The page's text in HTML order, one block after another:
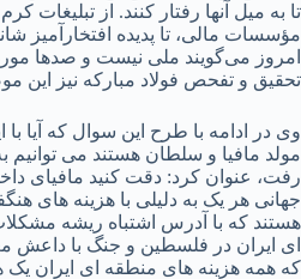
تا به میل آنها رفتار کنند. از تبلیغات
مؤسسات مالی، تا پدیده افتخارآمیز
امروز می‌گویند ملی نیست و صدها
تحقیق و تفحص فولاد مبارکه نیز این
وی در ادامه با طرح این سوال که آیا با
مولد مافیا و سلطان هستند می توانیم
رفت، عنوان کرد: دقت کنید مافیای
جهانی هر یک به دلیلی با هزینه های
هستند که با آدرس اشتباه ریشه
ای ایران در فلسطین و جنگ با داعش
که همه هزینه های منطقه ای ایران